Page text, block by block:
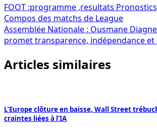
Navigation
de
l’article
FOOT :programme ,resultats
Compos des matchs de League
Assemblée Nationale : Ousmane
promet transparence, indépendance et
Articles similaires
L’Europe clôture en baisse, Wall Street
craintes liées à l’IA